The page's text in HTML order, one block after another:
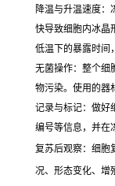
降温与升温速度：
快导致细胞内冰晶
低温下的暴露时间
无菌操作：整个细
物污染。使用的器
记录与标记：做好
编号等信息，并在
复苏后观察：细胞
况、形态变化、增